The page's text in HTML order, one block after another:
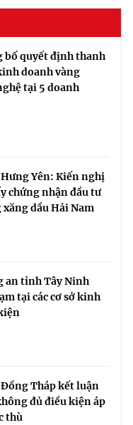
bố quyết định thanh
doanh vàng
tại 5 doanh
Yên: Kiến nghị
chứng nhận đầu tư
xăng dầu Hải Nam
an tỉnh Tây Ninh
tại các cơ sở kinh
Tháp kết luận
đủ điều kiện áp
thù